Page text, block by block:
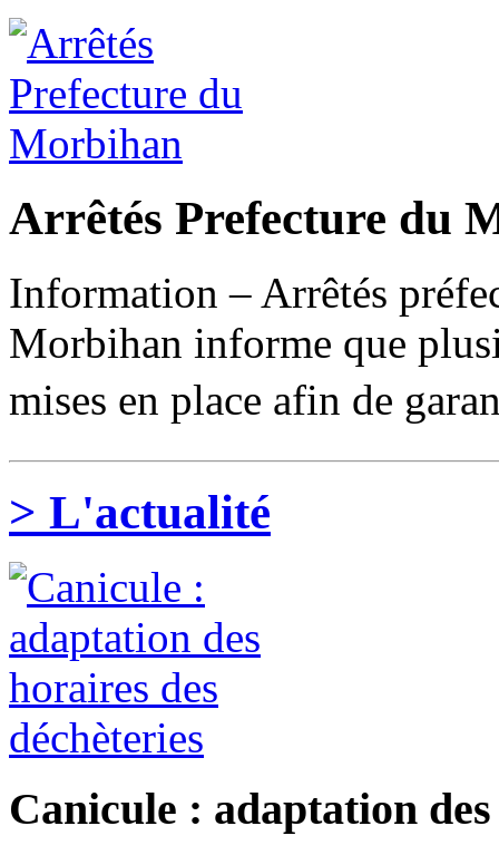
Arrêtés Prefecture du
Information – Arrêtés
Morbihan informe que
mises en place afin de
> L'actualité
Canicule : adaptation